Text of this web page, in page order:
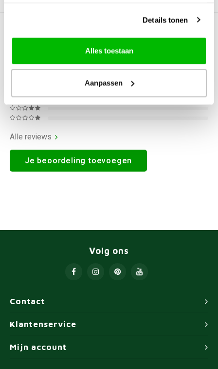
Details tonen
Alles toestaan
Aanpassen
BEOORDELINGEN
Alle reviews
Je beoordeling toevoegen
Contact
Volg ons
Klantenservice
Mijn account